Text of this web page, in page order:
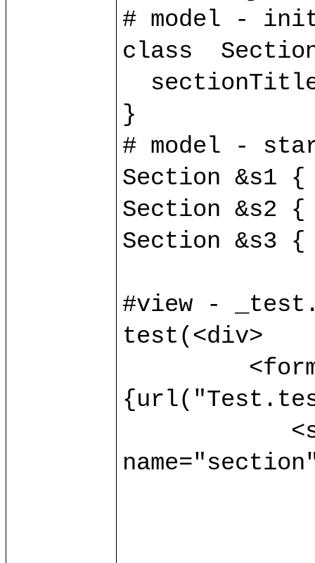
# model -
class
}
# model -
Section
Section
Section
#view -
test(<div>